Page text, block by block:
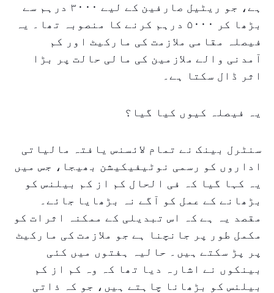
ہے، جو ریٹیل صارفین کے لیے ۳۰۰۰ درہم سے
بڑھا کر ۵۰۰۰ درہم کرنے کا منصوبہ تھا۔ یہ
فیصلہ مقامی ملازمت کی مارکیٹ اور کم
آمدنی والے ملازمین کی مالی حالت پر بڑا
اثر ڈال سکتا ہے۔
یہ فیصلہ کیوں کیا گیا؟
سنٹرل بینک نے تمام لائسنس یافتہ مالیاتی
اداروں کو رسمی نوٹیفیکیشن بھیجا، جس میں
یہ کہا گیا کہ فی الحال کم از کم بیلنس کو
بڑھانے کے عمل کو آگے نہ بڑھایا جائے۔
مقصد یہ ہے کہ اس تبدیلی کے ممکنہ اثرات کو
مکمل طور پر جانچنا ہے جو ملازمت کی مارکیٹ
پر پڑ سکتے ہیں۔ حالیہ ہفتوں میں کئی
بینکوں نے اشارہ دیا تھا کہ وہ کم از کم
بیلنس کو بڑھانا چاہتے ہیں، جو کہ ذاتی